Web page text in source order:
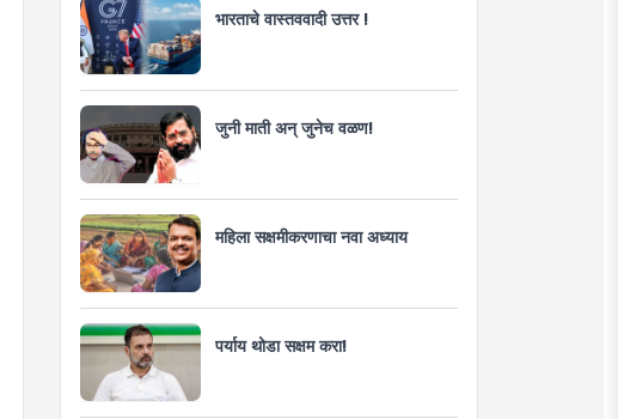
भारताचे वास्तववादी उत्तर !
जुनी माती अन् जुनेच वळण!
महिला सक्षमीकरणाचा नवा अध्याय
पर्याय थोडा सक्षम करा!